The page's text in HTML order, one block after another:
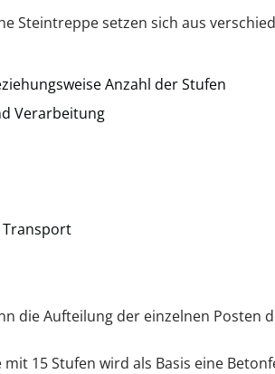
Steintreppe setzen sich aus
Anzahl der Stufen
Verarbeitung
Transport
die Aufteilung der einzelnen Posten
15 Stufen wird als Basis eine